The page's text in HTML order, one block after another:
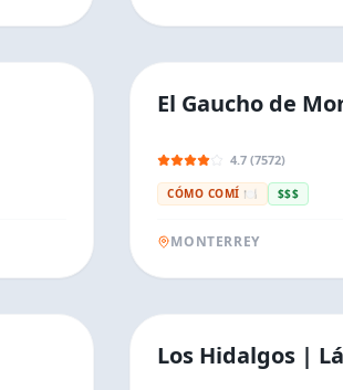
El Gaucho de
4.7 (7572)
CÓMO COMÍ 🍽️ $$$
MONTERREY
Los Hidalgos |